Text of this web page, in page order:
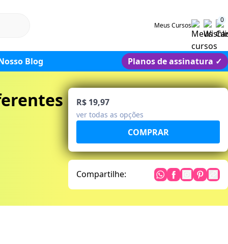
Meus Cursos
0
Blog Planos de assinatura ✓
R$ 19,97
ver todas as opções
Compartilhe: